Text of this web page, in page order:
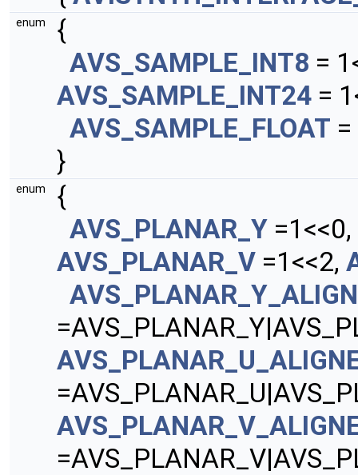
enum
{
AVS_SAMPLE_INT8 =
AVS_SAMPLE_INT24 =
AVS_SAMPLE_FLOAT
}
enum
{
AVS_PLANAR_Y =1<<0,
AVS_PLANAR_V =1<<2,